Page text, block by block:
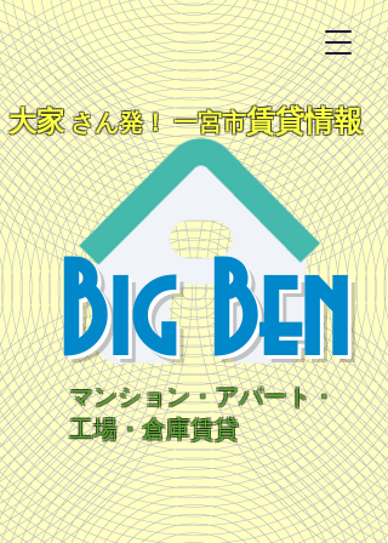
大家さん発！ 一宮市賃貸情報
Big Ben
マンション・アパート・
工場・倉庫賃貸